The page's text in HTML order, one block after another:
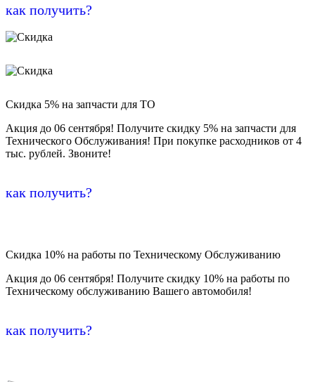
как получить?
Скидка 5% на запчасти для ТО
Акция до 06 сентября! Получите скидку 5% на запчасти для
Технического Обслуживания! При покупке расходников от 4
тыс. рублей. Звоните!
как получить?
Скидка 10% на работы по Техническому Обслуживанию
Акция до 06 сентября! Получите скидку 10% на работы по
Техническому обслуживанию Вашего автомобиля!
как получить?